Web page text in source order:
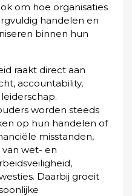
om hoe organisaties
handelen en
binnen hun
raakt direct aan
accountability,
worden steeds
op hun handelen of
misstanden,
wet- en
Daarbij groeit